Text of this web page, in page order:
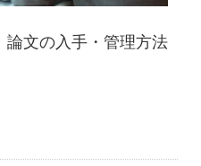
文の入手・管理方法